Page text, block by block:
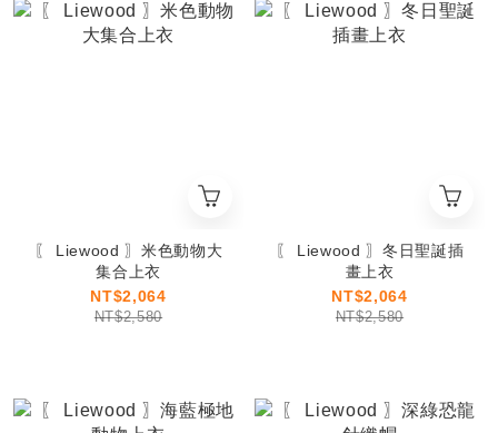
〖 Liewood 〗米色動物大
集合上衣
NT$2,064
NT$2,580
〖 Liewood 〗冬日聖誕插
畫上衣
NT$2,064
NT$2,580